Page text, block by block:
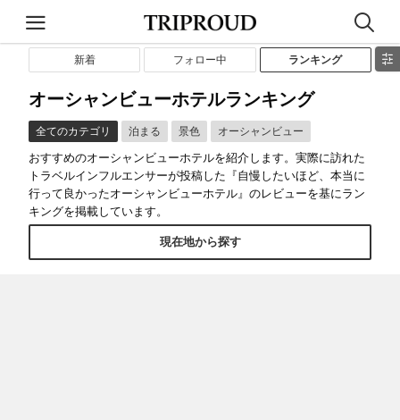
新着 フォロー中 ランキング
オーシャンビューホテルランキング
全てのカテゴリ 泊まる 景色 オーシャンビュー
おすすめのオーシャンビューホテルを紹介します。実際に訪れた
トラベルインフルエンサーが投稿した『自慢したいほど、本当に
行って良かったオーシャンビューホテル』のレビューを基にラン
キングを掲載しています。
現在地から探す